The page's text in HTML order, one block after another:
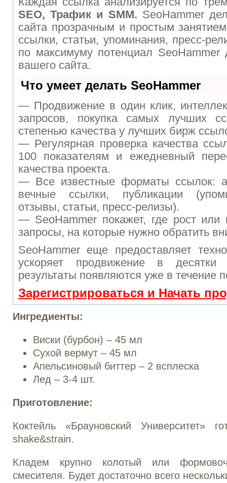
SEO, Трафик и SMM. SeoHammer
сайта прозрачным и простым
ссылки, статьи, упоминания, пресс-
по максимуму потенциал SeoHammer
вашего сайта.
Что умеет делать SeoHammer
— Продвижение в один клик,
запросов, покупка самых лучших
степенью качества у лучших бирж
— Регулярная проверка качества
100 показателям и ежедневный
качества проекта.
— Все известные форматы ссылок:
вечные ссылки, публикации
отзывы, статьи, пресс-релизы).
— SeoHammer покажет, где рост или
запросы, на которые нужно обратить
SeoHammer еще предоставляет
ускоряет продвижение в
результаты появляются уже в течение
Зарегистрироваться и Начать
Ингредиенты:
Виски (бурбон) – 45 мл
Сухой вермут – 45 мл
Апельсиновый биттер – 2 всплеска
Лед – 3-4 шт.
Приготовление:
Коктейль «Брауновский Университет»
shake&strain.
Кладем крупно колотый или
смесителя. Будет достаточно всего